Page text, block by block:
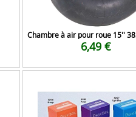
Chambre à air pour roue 15''
6,49 €